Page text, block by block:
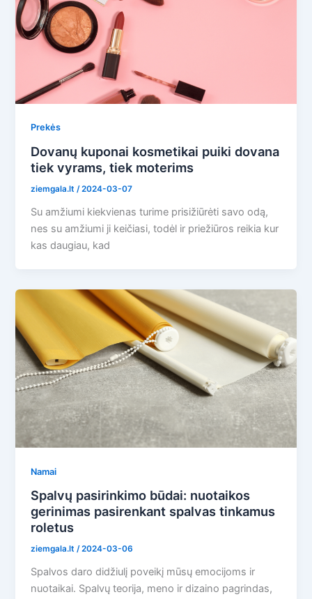
Prekės
Dovanų kuponai kosmetikai puiki dovana
tiek vyrams, tiek moterims
ziemgala.lt/2024-03-07
Su amžiumi kiekvienas turime prisižiūrėti savo odą,
nes su amžiumi ji keičiasi, todėl ir priežiūros reikia kur
kas daugiau, kad
Namai
Spalvų pasirinkimo būdai: nuotaikos
gerinimas pasirenkant spalvas tinkamus
roletus
ziemgala.lt/2024-03-06
Spalvos daro didžiulį poveikį mūsų emocijoms ir
nuotaikai. Spalvų teorija, meno ir dizaino pagrindas,